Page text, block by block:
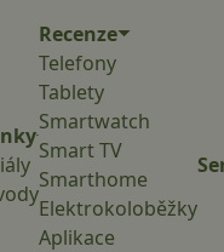
Recenze
Telefony
Tablety
Smartwatch
Smart TV
Smarthome
Elektrokoloběžky
Aplikace